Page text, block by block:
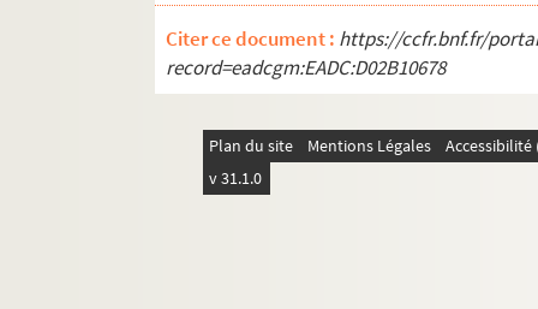
1537. (Recueil)
1538. (Recueil)
1539. (Incerti) Tabula generalis ad omnes
1540. (Recueil)
1541. (Incerti Concordantæ e sacra
1542. Fratris Nicolai (de Gorrhan, ordinis
Citer ce document : https://ccfr.bnf.fr/
record=eadcgm:EADC:D02B10678
Plan du site Mentions Légales
v 31.1.0